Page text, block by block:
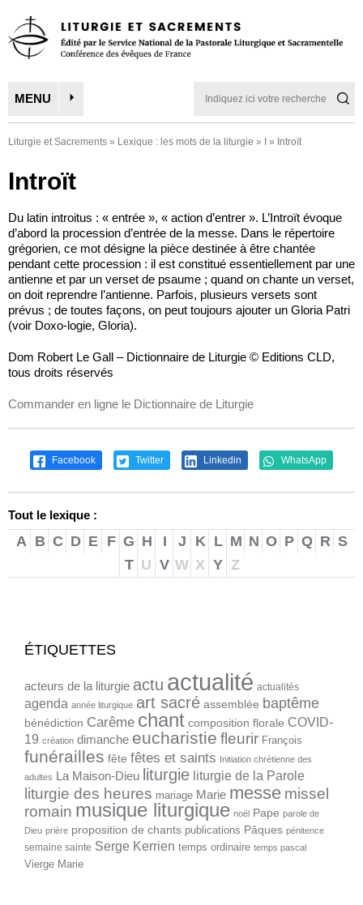
MENU
Liturgie et Sacrements » Lexique : les mots de la liturgie » » Introït
Introït
Du latin introitus : « entrée », « action d’entrer ». L’Introït évoque
d’abord la procession d’entrée de la messe. Dans le répertoire
grégorien, ce mot désigne la pièce destinée à être chantée
pendant cette procession : il est constitué essentiellement par une
antienne et par un verset de psaume ; quand on chante un verset,
on doit reprendre l’antienne. Parfois, plusieurs versets sont
prévus ; de toutes façons, on peut toujours ajouter un Gloria Patri
(voir Doxo-logie, Gloria).
Dom Robert Le Gall – Dictionnaire de Liturgie © Editions CLD,
tous droits réservés
Commander en ligne le Dictionnaire de Liturgie
Facebook Twitter Linkedin WhatsApp
Tout le lexique :
A B C D E F G H I J K L M N O P Q R S
T U V W X Y Z
ÉTIQUETTES
acteurs de la liturgie actu actualité actualités
agenda année liturgique art sacré assemblée baptême
bénédiction Carême chant composition florale COVID-
19 création dimanche eucharistie fleurir François
funérailles fête fêtes et saints
Initiation chrétienne des
adultes La Maison-Dieu liturgie liturgie de la Parole
liturgie des heures mariage Marie messe missel
romain musique liturgique noël Pape parole de
Dieu prière proposition de chants publications Pâques pénitence
semaine sainte Serge Kerrien temps ordinaire temps pascal
Vierge Marie